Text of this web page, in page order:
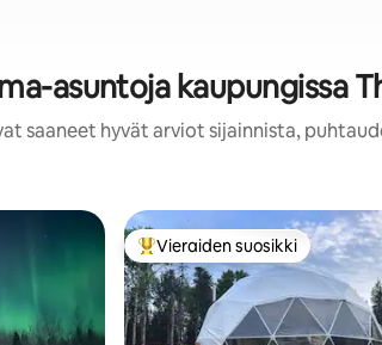
asuntoja kaupungissa
saaneet hyvät arviot sijainnista,
Vieraiden suosikkien
Vieraiden suosikki